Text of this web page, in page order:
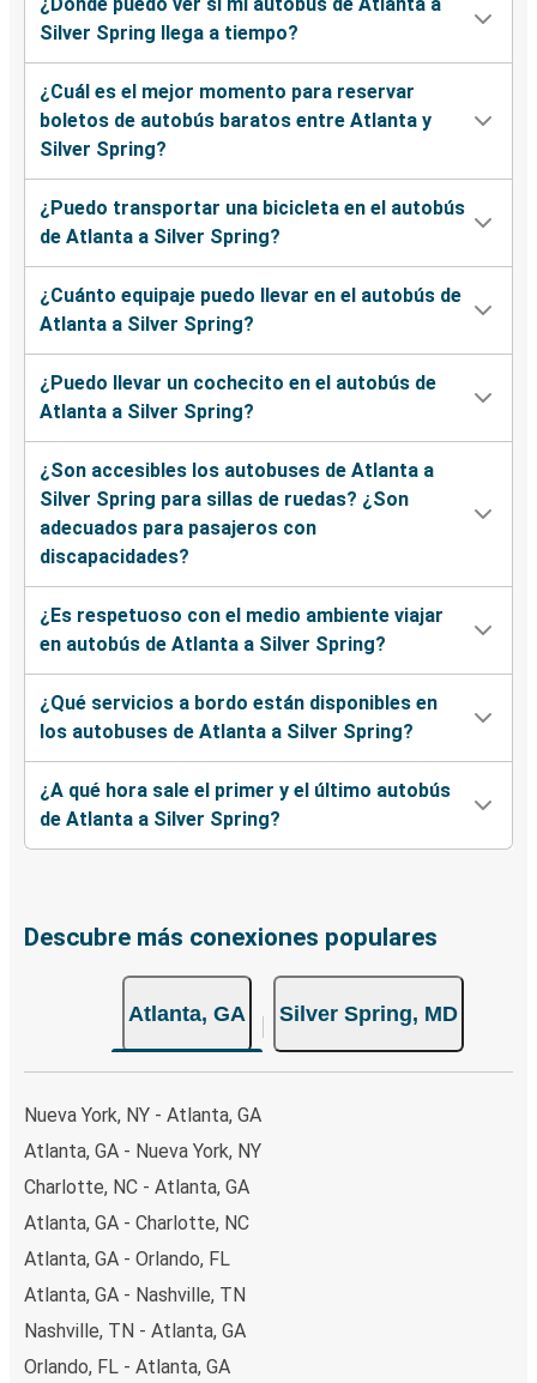
Silver Spring llega a tiempo?
¿Cuál es el mejor momento para reservar
boletos de autobús baratos entre Atlanta y
Silver Spring?
¿Puedo transportar una bicicleta en el autobús
de Atlanta a Silver Spring?
¿Cuánto equipaje puedo llevar en el autobús de
Atlanta a Silver Spring?
¿Puedo llevar un cochecito en el autobús de
Atlanta a Silver Spring?
¿Son accesibles los autobuses de Atlanta a
Silver Spring para sillas de ruedas? ¿Son
adecuados para pasajeros con
discapacidades?
¿Es respetuoso con el medio ambiente viajar
en autobús de Atlanta a Silver Spring?
¿Qué servicios a bordo están disponibles en
los autobuses de Atlanta a Silver Spring?
¿A qué hora sale el primer y el último autobús
de Atlanta a Silver Spring?
Descubre más conexiones populares
Atlanta, GA Silver Spring, MD
Nueva York, NY - Atlanta, GA
Atlanta, GA - Nueva York, NY
Charlotte, NC - Atlanta, GA
Atlanta, GA - Charlotte, NC
Atlanta, GA - Orlando, FL
Atlanta, GA - Nashville, TN
Nashville, TN - Atlanta, GA
Orlando, FL - Atlanta, GA